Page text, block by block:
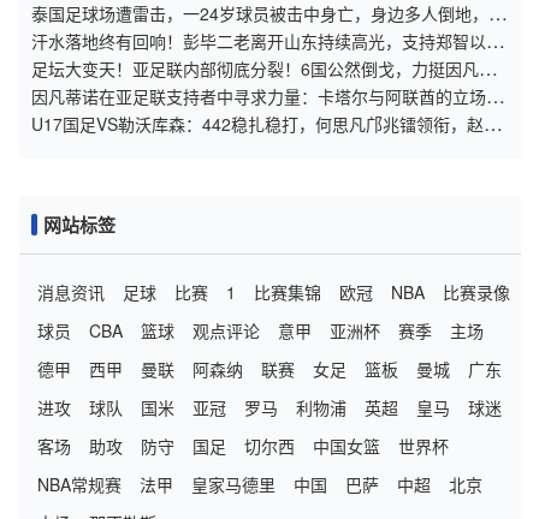
泰国足球场遭雷击，一24岁球员被击中身亡，身边多人倒地，至
少9人受伤，警方介入调查
汗水落地终有回响！彭毕二老离开山东持续高光，支持郑智以教
练身份征战亚冠
足坛大变天！亚足联内部彻底分裂！6国公然倒戈，力挺因凡蒂
诺连任
因凡蒂诺在亚足联支持者中寻求力量：卡塔尔与阿联酋的立场引
发关注
U17国足VS勒沃库森：442稳扎稳打，何思凡邝兆镭领衔，赵松
网站标签
消息资讯 足球 比赛 1 比赛集锦 欧冠 NBA
比赛录像
球员
CBA 篮球 观点评论 意甲 亚洲杯 赛季
主场
德甲
西甲 曼联 阿森纳 联赛 女足 篮板 曼城
广东
进攻
球队 国米 亚冠 罗马 利物浦 英超 皇马
球迷
客场
助攻 防守 国足 切尔西 中国女篮
世界杯
NBA常规赛
法甲 皇家马德里 中国 巴萨 中超
北京